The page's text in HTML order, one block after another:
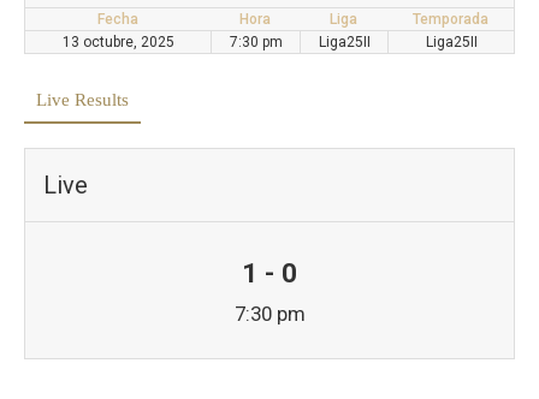
Fecha Hora Liga
Temporada
13 octubre, 2025
7:30 pm Liga25II Liga25II
Live Results
Live
1 - 0
7:30 pm